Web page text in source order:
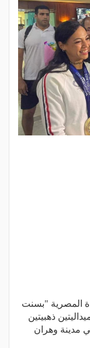
المصرية "بسنت
ذهبيتين
مدينة وهران